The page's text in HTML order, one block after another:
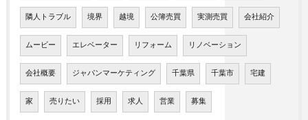
隣人トラブル 境界 越境 公簿売買 実測売買 会社紹介
ムービー エレベーター リフォーム リノベーション
会社概要 ジャパンマーケティング 千葉県 千葉市 宅建
家 売りたい 採用 求人 営業 募集